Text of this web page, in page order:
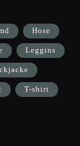
Hose
Leggins
T-shirt